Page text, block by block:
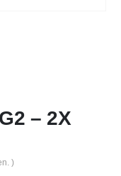
– 2X
)